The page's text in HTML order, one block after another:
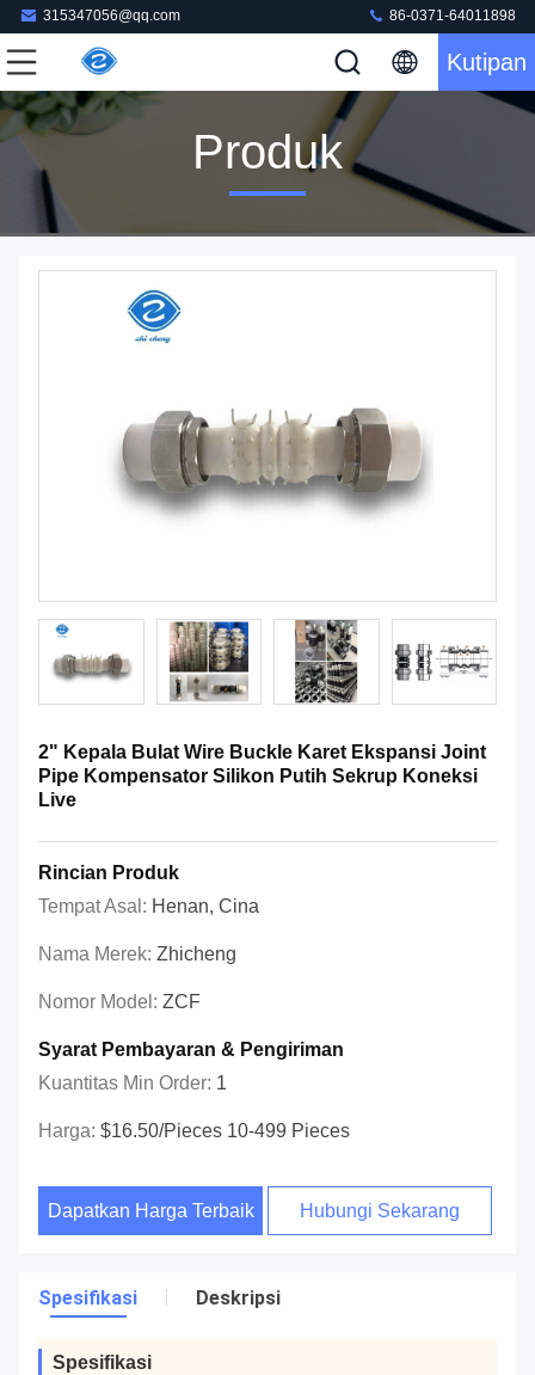
315347056@qq.com 86-0371-64011898
Kutipan
Produk
2" Kepala Bulat Wire Buckle Karet Ekspansi Joint
Pipe Kompensator Silikon Putih Sekrup Koneksi
Live
Rincian Produk
Tempat Asal: Henan, Cina
Nama Merek: Zhicheng
Nomor Model: ZCF
Syarat Pembayaran & Pengiriman
Kuantitas Min Order: 1
Harga: $16.50/pieces 10-499 Pieces
Dapatkan Harga Terbaik Hubungi Sekarang
Spesifikasi Deskripsi
Spesifikasi